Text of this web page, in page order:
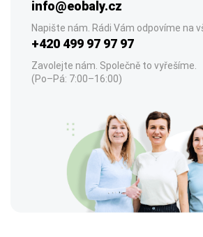
info@eobaly.cz
Napište nám. Rádi Vám odpovíme na
+420 499 97 97 97
Zavolejte nám. Společně to vyřešíme.
(Po–Pá: 7:00–16:00)